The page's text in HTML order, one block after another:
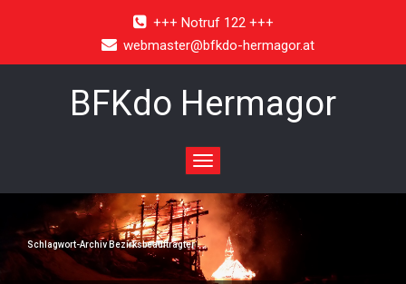
+++ Notruf 122 +++
webmaster@bfkdo-hermagor.at
BFKdo Hermagor
Toggle
navigation
Schlagwort-ArchivBezirksbeauftragter